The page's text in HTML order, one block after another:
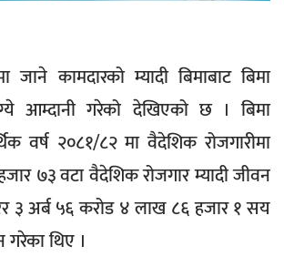
जाने कामदारको म्यादी बिमाबाट बिमा
आम्दानी गरेको देखिएको छ । बिमा
वर्ष २०८१/८२ मा वैदेशिक रोजगारीमा
७३ वटा वैदेशिक रोजगार म्यादी जीवन
३ अर्ब ५६ करोड ४ लाख ८६ हजार १ सय
थिए ।